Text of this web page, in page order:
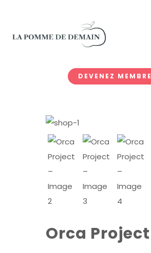
DEVENEZ MEMBRE
Orca Project